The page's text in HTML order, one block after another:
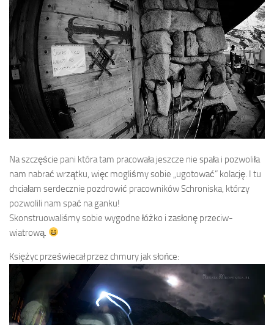
Na szczęście pani która tam pracowała jeszcze nie spała i pozwoliła
nam nabrać wrzątku, więc mogliśmy sobie „ugotować” kolację. I tu
chciałam serdecznie pozdrowić pracowników Schroniska, którzy
pozwolili nam spać na ganku!
Skonstruowaliśmy sobie wygodne łóżko i zasłonę przeciw-
wiatrową.
Księżyc przeświecał przez chmury jak słońce: